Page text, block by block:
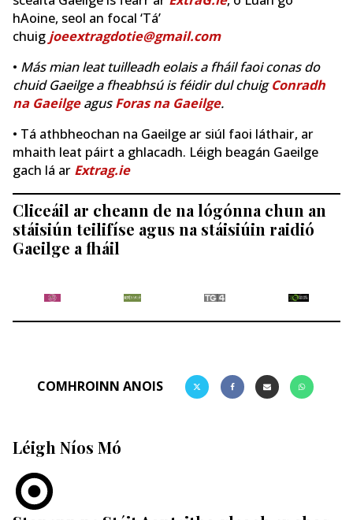
hAoine, seol an focal ‘Tá’
chuig joeextragdotie@gmail.com
• Más mian leat tuilleadh eolais a fháil faoi conas do
chuid Gaeilge a fheabhsú is féidir dul chuigConradh
na GaeilgeagusForas na Gaeilge.
• Tá athbheochan na Gaeilge ar siúl faoi láthair, ar
mhaith leat páirt a ghlacadh. Léigh beagán Gaeilge
gach lá ar Extrag.ie
Cliceáil ar cheann de na lógónna chun an
stáisiún teilifíse agus na stáisiúin raidió
Gaeilge a fháil
COMHROINN ANOIS
Léigh Níos Mó